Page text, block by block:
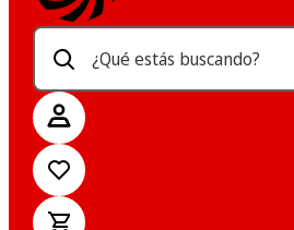
¿Qué estás buscando?